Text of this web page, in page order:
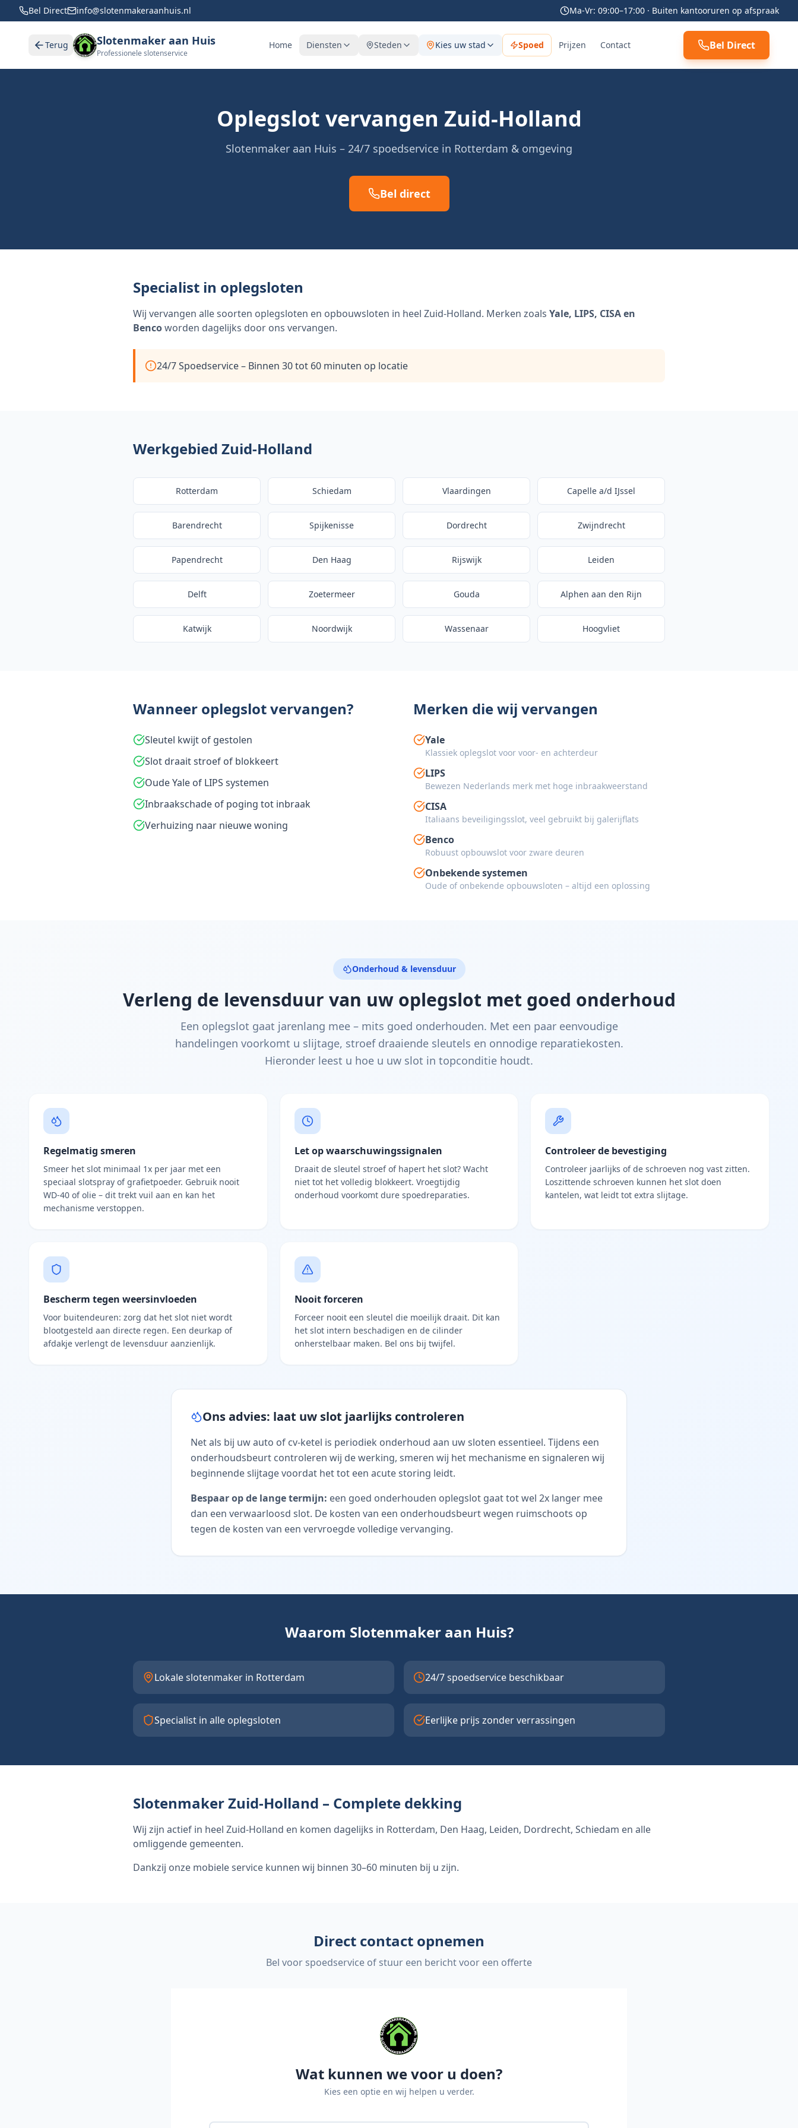
Bel Direct info@slotenmakeraanhuis.nl Ma-Vr: 09:00–17:00 · Buiten kantooruren op afspraak
Terug Slotenmaker aan Huis
Professionele slotenservice
Home Diensten Steden Kies uw stad Spoed Prijzen Contact Bel Direct
Oplegslot vervangen Zuid-Holland
Slotenmaker aan Huis – 24/7 spoedservice in Rotterdam & omgeving
Bel direct
Specialist in oplegsloten
Wij vervangen alle soorten oplegsloten en opbouwsloten in heel Zuid-Holland. Merken zoals Yale, LIPS, CISA en
Bencoworden dagelijks door ons vervangen.
24/7 Spoedservice – Binnen 30 tot 60 minuten op locatie
Werkgebied Zuid-Holland
Rotterdam Schiedam Vlaardingen Capelle a/d IJssel
Barendrecht Spijkenisse Dordrecht Zwijndrecht
Papendrecht Den Haag Rijswijk Leiden
Delft Zoetermeer Gouda Alphen aan den Rijn
Katwijk Noordwijk Wassenaar Hoogvliet
Wanneer oplegslot vervangen?
Sleutel kwijt of gestolen
Slot draait stroef of blokkeert
Oude Yale of LIPS systemen
Inbraakschade of poging tot inbraak
Verhuizing naar nieuwe woning
Merken die wij vervangen
Yale
Klassiek oplegslot voor voor- en achterdeur
LIPS
Bewezen Nederlands merk met hoge inbraakweerstand
CISA
Italiaans beveiligingsslot, veel gebruikt bij galerijflats
Benco
Robuust opbouwslot voor zware deuren
Onbekende systemen
Oude of onbekende opbouwsloten – altijd een oplossing
Onderhoud & levensduur
Verleng de levensduur van uw oplegslot met goed onderhoud
Een oplegslot gaat jarenlang mee – mits goed onderhouden. Met een paar eenvoudige
handelingen voorkomt u slijtage, stroef draaiende sleutels en onnodige reparatiekosten.
Hieronder leest u hoe u uw slot in topconditie houdt.
Regelmatig smeren
Smeer het slot minimaal 1x per jaar met een
speciaal slotspray of grafietpoeder. Gebruik nooit
WD-40 of olie – dit trekt vuil aan en kan het
mechanisme verstoppen.
Let op waarschuwingssignalen
Draait de sleutel stroef of hapert het slot? Wacht
niet tot het volledig blokkeert. Vroegtijdig
onderhoud voorkomt dure spoedreparaties.
Controleer de bevestiging
Controleer jaarlijks of de schroeven nog vast zitten.
Loszittende schroeven kunnen het slot doen
kantelen, wat leidt tot extra slijtage.
Bescherm tegen weersinvloeden
Voor buitendeuren: zorg dat het slot niet wordt
blootgesteld aan directe regen. Een deurkap of
afdakje verlengt de levensduur aanzienlijk.
Nooit forceren
Forceer nooit een sleutel die moeilijk draait. Dit kan
het slot intern beschadigen en de cilinder
onherstelbaar maken. Bel ons bij twijfel.
Ons advies: laat uw slot jaarlijks controleren
Net als bij uw auto of cv-ketel is periodiek onderhoud aan uw sloten essentieel. Tijdens een
onderhoudsbeurt controleren wij de werking, smeren wij het mechanisme en signaleren wij
beginnende slijtage voordat het tot een acute storing leidt.
Bespaar op de lange termijn: een goed onderhouden oplegslot gaat tot wel 2x langer mee
dan een verwaarloosd slot. De kosten van een onderhoudsbeurt wegen ruimschoots op
tegen de kosten van een vervroegde volledige vervanging.
Waarom Slotenmaker aan Huis?
Lokale slotenmaker in Rotterdam 24/7 spoedservice beschikbaar
Specialist in alle oplegsloten Eerlijke prijs zonder verrassingen
Slotenmaker Zuid-Holland – Complete dekking
Wij zijn actief in heel Zuid-Holland en komen dagelijks in Rotterdam, Den Haag, Leiden, Dordrecht, Schiedam en alle
omliggende gemeenten.
Dankzij onze mobiele service kunnen wij binnen 30–60 minuten bij u zijn.
Direct contact opnemen
Bel voor spoedservice of stuur een bericht voor een offerte
Wat kunnen we voor u doen?
Kies een optie en wij helpen u verder.